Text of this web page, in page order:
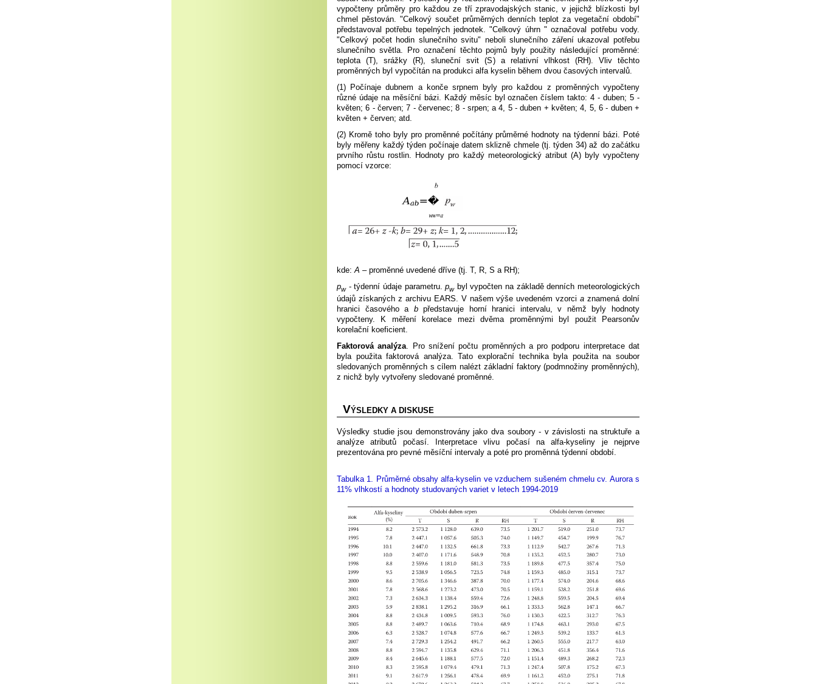
vypočteny průměry pro každou ze tří zpravodajských stanic, v jejichž blízkosti byl
chmel pěstován. "Celkový součet průměrných denních teplot za vegetační období"
představoval potřebu tepelných jednotek. "Celkový úhrn " označoval potřebu vody.
"Celkový počet hodin slunečního svitu" neboli slunečního záření ukazoval potřebu
slunečního světla. Pro označení těchto pojmů byly použity následující proměnné:
teplota (T), srážky (R), sluneční svit (S) a relativní vlhkost (RH). Vliv těchto
proměnných byl vypočítán na produkci alfa kyselin během dvou časových intervalů.
(1) Počínaje dubnem a konče srpnem byly pro každou z proměnných vypočteny
různé údaje na měsíční bázi. Každý měsíc byl označen číslem takto: 4 - duben; 5 -
květen; 6 - červen; 7 - červenec; 8 - srpen; a 4, 5 - duben + květen; 4, 5, 6 - duben +
květen + červen; atd.
(2) Kromě toho byly pro proměnné počítány průměrné hodnoty na týdenní bázi. Poté
byly měřeny každý týden počínaje datem sklizně chmele (tj. týden 34) až do začátku
prvního růstu rostlin. Hodnoty pro každý meteorologický atribut (A) byly vypočteny
pomocí vzorce:
kde:A – proměnné uvedené dříve (tj. T, R, S a RH);
pw - týdenní údaje parametru.pw byl vypočten na základě denních meteorologických
údajů získaných z archivu EARS. V našem výše uvedeném vzorcia znamená dolní
hranici časového a bpředstavuje horní hranici intervalu, v němž byly hodnoty
vypočteny. K měření korelace mezi dvěma proměnnými byl použit Pearsonův
korelační koeficient.
Faktorová analýza . Pro snížení počtu proměnných a pro podporu interpretace dat
byla použita faktorová analýza. Tato explorační technika byla použita na soubor
sledovaných proměnných s cílem nalézt základní faktory (podmnožiny proměnných),
z nichž byly vytvořeny sledované proměnné.
VÝSLEDKY A DISKUSE
Výsledky studie jsou demonstrovány jako dva soubory - v závislosti na struktuře a
analýze atributů počasí.
Interpretace vlivu počasí na alfa-kyseliny je nejprve
prezentována pro pevné měsíční intervaly a poté pro proměnná týdenní období.
Tabulka 1. Průměrné obsahy alfa-kyselin ve vzduchem sušeném chmelu cv. Aurora s
11% vlhkostí a hodnoty studovaných variet v letech 1994-2019